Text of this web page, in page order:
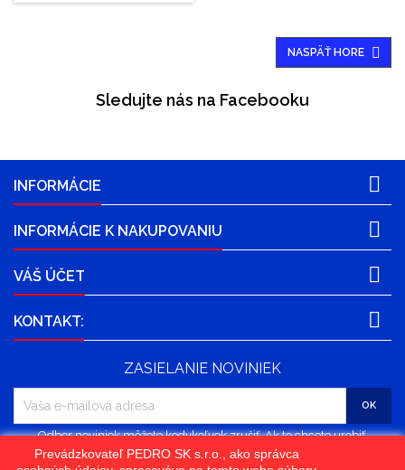
NASPÄŤ HORE 
Sledujte nás na Facebooku
INFORMÁCIE 
INFORMÁCIE K NAKUPOVANIU 
VÁŠ ÚČET 
KONTAKT: 
Prevádzkovateľ PEDRO SK s.r.o., ako správca
ZASIELANIE NOVINIEK
Odber noviniek môžete kedykoľvek zrušiť. Ak to chcete urobiť,
kontaktujte nás.